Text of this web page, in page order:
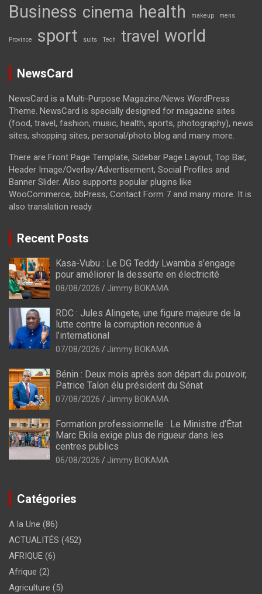
Business cinema health makeup mens
Province sport suits Tech travel world
NewsCard
NewsCard is a Multi-Purpose Magazine/News WordPress
Theme. NewsCard is specially designed for magazine sites
(food, travel, fashion, music, health, sports, photography), news
sites, shopping sites, personal/photo blog and many more.
There are Front Page Template, Sidebar Page Layout, Top Bar,
Header Image/Overlay/Advertisement, Social Profiles and
Banner Slider. Also supports popular plugins like
WooCommerce, bbPress, Contact Form 7 and many more. It is
also translation ready.
Recent Posts
Kasa-Vubu : Le DG Teddy Lwamba s’engage
pour améliorer la desserte en électricité
08/08/2026 Jimmy BOKAMA
RDC : Jules Alingete, une figure majeure de la
lutte contre la corruption reconnue à
l’international
07/08/2026 Jimmy BOKAMA
Bénin : Deux mois après son départ du pouvoir,
Patrice Talon élu président du Sénat
07/08/2026 Jimmy BOKAMA
Formation professionnelle : Le Ministre d’État
Marc Ekila exige plus de rigueur dans les
centres publics
06/08/2026 Jimmy BOKAMA
Catégories
A la Une (86)
ACTUALITÉS (452)
AFRIQUE (6)
Afrique (2)
Agriculture (5)